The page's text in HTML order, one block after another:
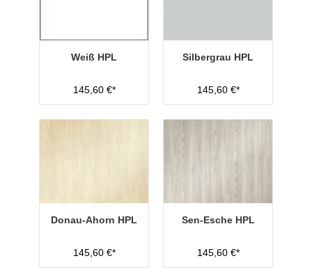
Weiß HPL
145,60 €*
Silbergrau HPL
145,60 €*
Donau-Ahorn HPL
145,60 €*
Sen-Esche HPL
145,60 €*